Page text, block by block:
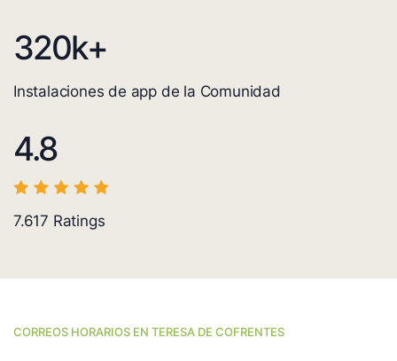
320k+
Instalaciones de app de la Comunidad
4.8
7.617 Ratings
CORREOS HORARIOS EN TERESA DE COFRENTES